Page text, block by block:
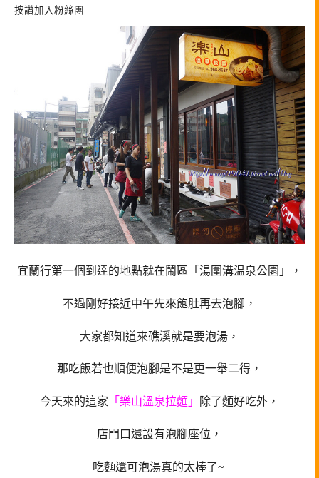
按讚加入粉絲團
宜蘭行第一個到達的地點就在鬧區「湯圍溝温泉公園」，
不過剛好接近中午先來飽肚再去泡腳，
大家都知道來礁溪就是要泡湯，
那吃飯若也順便泡腳是不是更一舉二得，
今天來的這家 「樂山溫泉拉麵」 除了麵好吃外，
店門口還設有泡腳座位，
吃麵還可泡湯真的太棒了~